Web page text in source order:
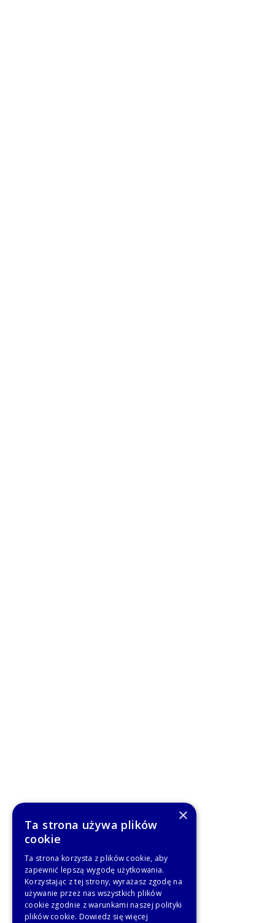
×
Ta strona używa plików
cookie
Ta strona korzysta z plików cookie, aby
zapewnić lepszą wygodę użytkowania.
Korzystając z tej strony, wyrażasz zgodę na
używanie przez nas wszystkich plików
cookie zgodnie z warunkami naszej polityki
plików cookie. Dowiedz się więcej